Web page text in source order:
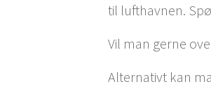
til lufthavnen.
Vil man gerne
Alternativt kan